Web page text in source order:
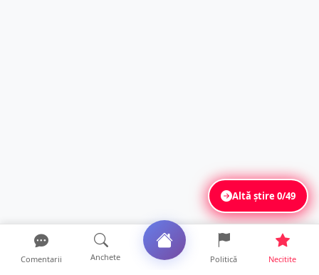
Altă știre0/49
Comentarii Anchete Politică Necitite